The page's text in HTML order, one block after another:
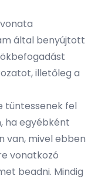
által benyújtott
illetőleg a
tüntessenek fel
ha egyébként
van, mivel ebben
vonatkozó
beadni. Mindig